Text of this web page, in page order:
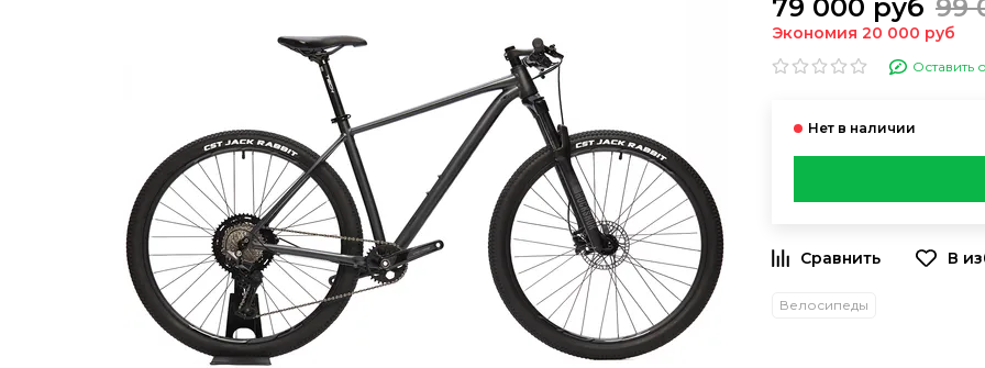
79 000 руб 99
Экономия 20 000 руб
Оставить
Велосипеды